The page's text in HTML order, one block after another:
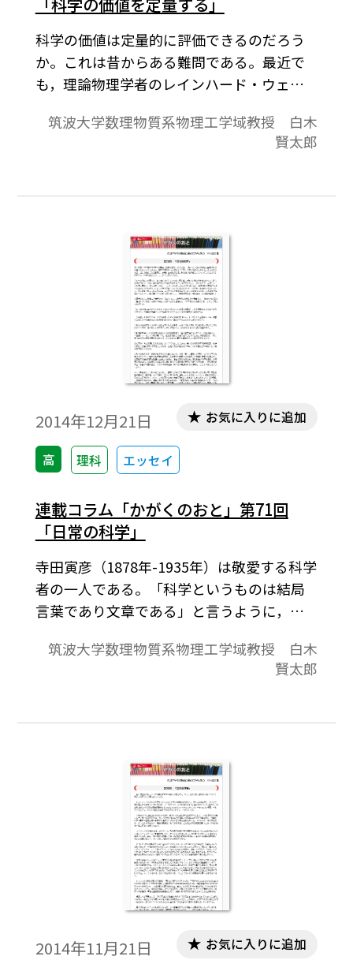
科学の価値は定量的に評価できるのだろう
か。これは昔からある難問である。最近で
も，理論物理学者のレインハード・ウェル
いという極論をNature誌にあらためて寄稿
し，サイトのコメント欄は研究者たちの賛
筑波大学数理物質系物理工学域教授 白木
賢太郎
2014年12月21日
高 理科 エッセイ
お気に入りに追加
連載コラム「かがくのおと」第71回
「日常の科学」
寺田寅彦（1878年-1935年）は敬愛する科学
者の一人である。「科学というものは結局
言葉であり文章である」と言うように，論
具にするところに魅力がある。当たり前の
ことを観察し，鋭敏に言語化できる。例え
する。科学者はふつう，こうは言えないもの
筑波大学数理物質系物理工学域教授 白木
賢太郎
2014年11月21日 お気に入りに追加